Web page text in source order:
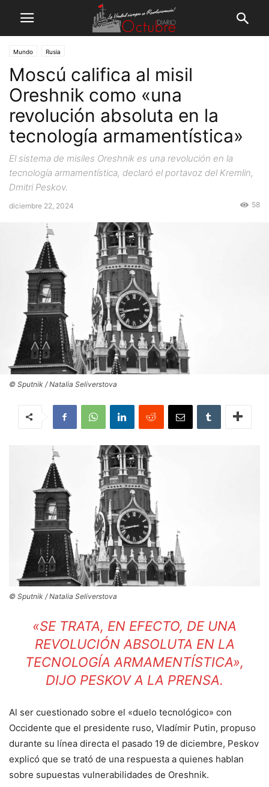
Mundo Rusia
Moscú califica al misil
Oreshnik como «una
revolución absoluta en la
tecnología armamentística»
El sistema de misiles Oreshnik es una revolución en la
tecnología armamentística, declaró el portavoz del Kremlin,
Dmitri Peskov.
diciembre 22, 2024 58
© Sputnik / Natalia Seliverstova
© Sputnik / Natalia Seliverstova
«SE TRATA, EN EFECTO, DE UNA
REVOLUCIÓN ABSOLUTA EN LA
TECNOLOGÍA ARMAMENTÍSTICA»,
DIJO PESKOV A LA PRENSA.
Al ser cuestionado sobre el «duelo tecnológico» con
Occidente que el presidente ruso, Vladímir Putin, propuso
durante su línea directa el pasado 19 de diciembre, Peskov
explicó que se trató de una respuesta a quienes hablan
sobre supuestas vulnerabilidades de Oreshnik.